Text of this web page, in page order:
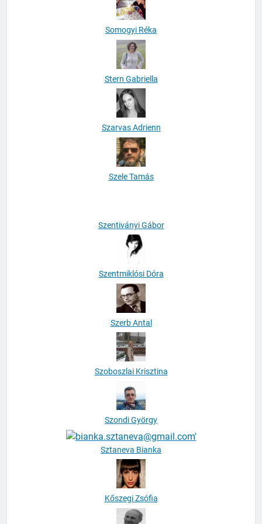
Somogyi Réka
Stern Gabriella
Szarvas Adrienn
Szentiványi Gábor
Szentmiklósi Dóra
Szerb Antal
Sztaneva Bianka
Kőszegi Zsófia